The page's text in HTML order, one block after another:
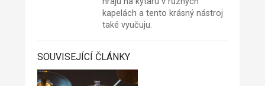
kapelách a tento krásný nástroj
také vyučuju.
SOUVISEJÍCÍ ČLÁNKY